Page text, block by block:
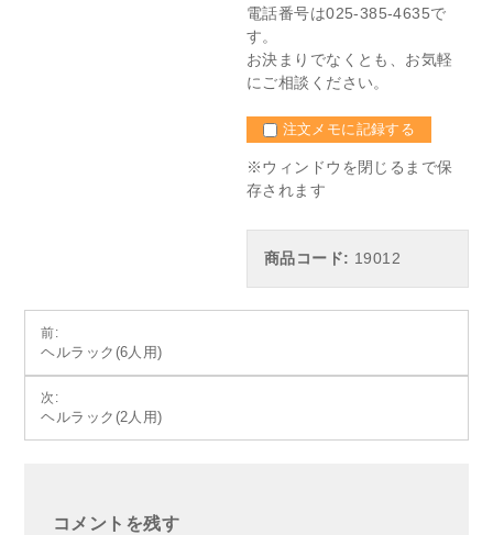
電話番号は025-385-4635で
す。
お決まりでなくとも、お気軽
にご相談ください。
注文メモに記録する
※ウィンドウを閉じるまで保
存されます
商品コード: 19012
投
稿
ナ
ビ
前:
ヘルラック(6人用)
次:
ヘルラック(2人用)
コメントを残す